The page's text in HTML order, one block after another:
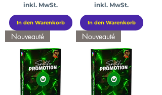
inkl. MwSt.
In den Warenkorb
inkl. MwSt.
In den Warenkorb
Nouveauté Nouveauté